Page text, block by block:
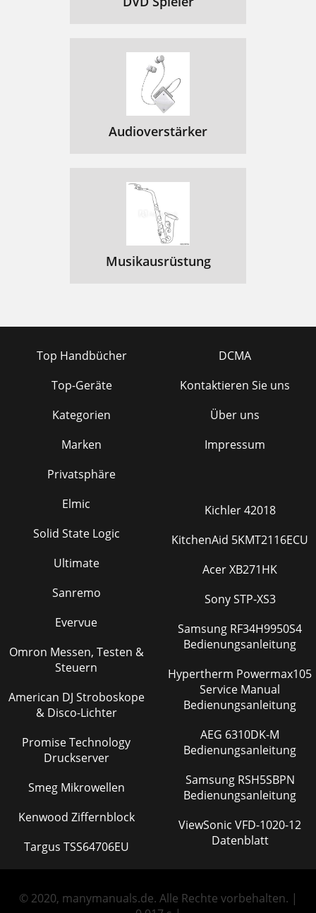
Audioverstärker
Musikausrüstung
Top Handbücher
Top-Geräte
Kategorien
Marken
Privatsphäre
DCMA
Kontaktieren Sie uns
Über uns
Impressum
Elmic
Solid State Logic
Ultimate
Sanremo
Evervue
Omron Messen, Testen &
Steuern
American DJ Stroboskope
& Disco-Lichter
Promise Technology
Druckserver
Smeg Mikrowellen
Kenwood Ziffernblock
Targus TSS64706EU
Kichler 42018
KitchenAid 5KMT2116ECU
Acer XB271HK
Sony STP-XS3
Samsung RF34H9950S4
Bedienungsanleitung
Hypertherm Powermax105
Service Manual
Bedienungsanleitung
AEG 6310DK-M
Bedienungsanleitung
Samsung RSH5SBPN
Bedienungsanleitung
ViewSonic VFD-1020-12
Datenblatt
© 2020, manymanuals.de. Alle Rechte vorbehalten. |